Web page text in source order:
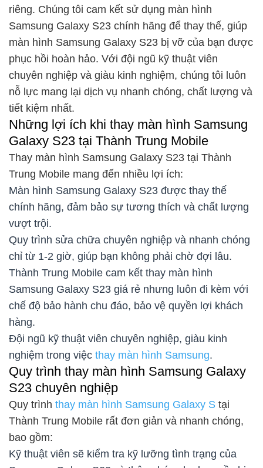
riêng. Chúng tôi cam kết sử dụng màn hình
Samsung Galaxy S23 chính hãng để thay thế, giúp
màn hình Samsung Galaxy S23 bị vỡ của bạn được
phục hồi hoàn hảo. Với đội ngũ kỹ thuật viên
chuyên nghiệp và giàu kinh nghiệm, chúng tôi luôn
nỗ lực mang lại dịch vụ nhanh chóng, chất lượng và
tiết kiệm nhất.
Những lợi ích khi thay màn hình Samsung
Galaxy S23 tại Thành Trung Mobile
Thay màn hình Samsung Galaxy S23 tại Thành
Trung Mobile mang đến nhiều lợi ích:
Màn hình Samsung Galaxy S23 được thay thế
chính hãng, đảm bảo sự tương thích và chất lượng
vượt trội.
Quy trình sửa chữa chuyên nghiệp và nhanh chóng
chỉ từ 1-2 giờ, giúp bạn không phải chờ đợi lâu.
Thành Trung Mobile cam kết thay màn hình
Samsung Galaxy S23 giá rẻ nhưng luôn đi kèm với
chế độ bảo hành chu đáo, bảo vệ quyền lợi khách
hàng.
Đội ngũ kỹ thuật viên chuyên nghiệp, giàu kinh
nghiệm trong việc thay màn hình Samsung.
Quy trình thay màn hình Samsung Galaxy
S23 chuyên nghiệp
Quy trình thay màn hình Samsung Galaxy S tại
Thành Trung Mobile rất đơn giản và nhanh chóng,
bao gồm:
Kỹ thuật viên sẽ kiểm tra kỹ lưỡng tình trạng của